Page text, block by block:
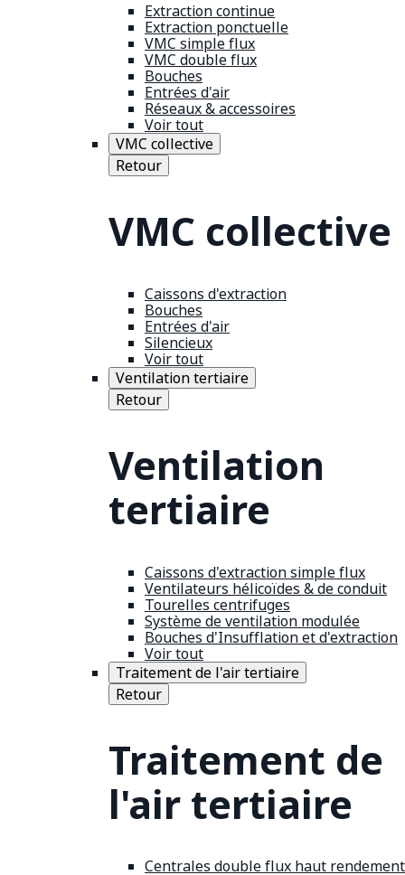
Extraction continue
Extraction ponctuelle
VMC simple flux
VMC double flux
Bouches
Entrées d'air
Réseaux & accessoires
Voir tout
VMC collective
Retour
VMC collective
Caissons d'extraction
Bouches
Entrées d'air
Silencieux
Voir tout
Ventilation tertiaire
Retour
Ventilation
tertiaire
Caissons d'extraction simple flux
Ventilateurs hélicoïdes & de conduit
Tourelles centrifuges
Système de ventilation modulée
Bouches d'Insufflation et d'extraction
Voir tout
Traitement de l'air tertiaire
Retour
Traitement de
l'air tertiaire
Centrales double flux haut rendement